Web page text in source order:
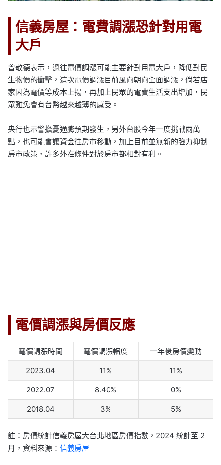
信義房屋：電費調漲恐針對用電
大戶
曾敬德表示，過往電價調漲可能主要針對用電大戶，降低對民
生物價的衝擊，這次電價調漲目前風向朝向全面調漲，倘若店
家因為電價等成本上揚，再加上民眾的電費生活支出增加，民
眾難免會有台幣越來越薄的感受。
央行也示警擔憂通膨預期發生，另外台股今年一度挑戰兩萬
點，也可能會讓資金往房市移動，加上目前並無新的強力抑制
房市政策，許多外在條件對於房市都相對有利。
電價調漲與房價反應
電價調漲時間 電價調漲幅度 一年後房價變動
2023.04 11% 11%
2022.07 8.40% 0%
2018.04 3% 5%
註：房價統計信義房屋大台北地區房價指數，2024 統計至 2
月，資料來源： 信義房屋